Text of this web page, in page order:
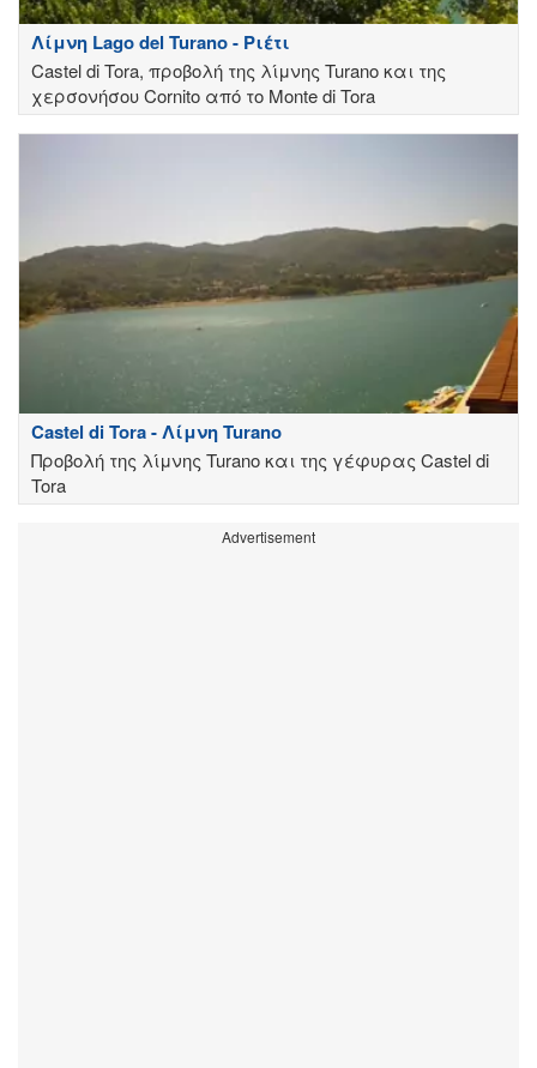
Λίμνη Lago del Turano - Ριέτι
Castel di Tora, προβολή της λίμνης Turano και της
χερσονήσου Cornito από το Monte di Tora
Castel di Tora - Λίμνη Turano
Προβολή της λίμνης Turano και της γέφυρας Castel di
Tora
Advertisement